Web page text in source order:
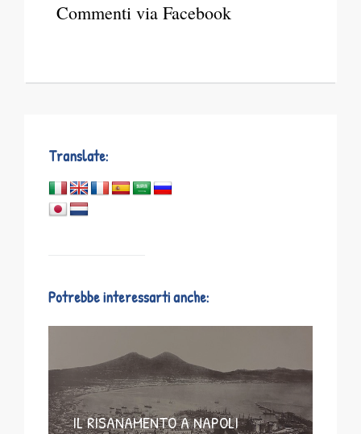
Commenti via Facebook
Translate:
Potrebbe interessarti anche:
IL RISANAMENTO A NAPOLI